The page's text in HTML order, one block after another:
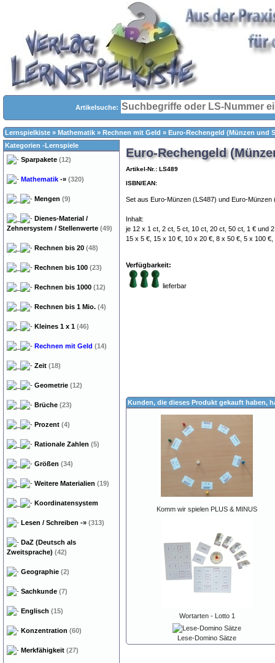
Artikelsuche:
Lernspielkiste » Mathematik » Rechnen mit Geld » Euro-Rechengeld (Münzen und
Euro-Rechengeld
Artikel-Nr.: LS489
ISBN/EAN:
Set aus Euro-Münzen (LS487) und Euro-Münzen
Inhalt:
je 12 x 1 ct, 2 ct, 5 ct, 10 ct, 20 ct, 50 ct, 1 € und
15 x 5 €, 15 x 10 €, 10 x 20 €, 8 x 50 €, 5 x 100
Verfügbarkeit:
lieferbar
Kunden, die dieses Produkt gekauft haben,
Komm wir spielen PLUS & MINUS
Wortarten - Lotto 1
Lese-Domino Sätze
Kategorien -Lernspiele
Sparpakete (12)
Mathematik -» (320)
Mengen (9)
Dienes-Material /
Zehnersystem / Stellenwerte (49)
Rechnen bis 20 (48)
Rechnen bis 100 (23)
Rechnen bis 1000 (12)
Rechnen bis 1 Mio. (4)
Kleines 1 x 1 (46)
Rechnen mit Geld (14)
Zeit (18)
Geometrie (12)
Brüche (23)
Prozent (4)
Rationale Zahlen (5)
Größen (34)
Weitere Materialien (19)
Koordinatensystem
Lesen / Schreiben -» (313)
DaZ (Deutsch als
Zweitsprache) (42)
Geographie (2)
Sachkunde (7)
Englisch (15)
Konzentration (60)
Merkfähigkeit (27)